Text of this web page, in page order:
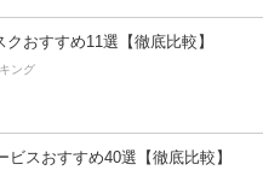
おすすめ11選【徹底比較】
ング
ビスおすすめ40選【徹底比較】